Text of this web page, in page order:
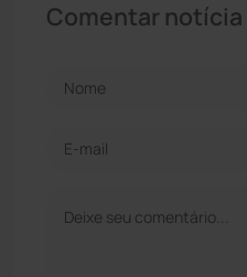
Comentar notícia